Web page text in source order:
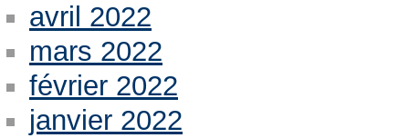
avril 2022
mars 2022
février 2022
janvier 2022